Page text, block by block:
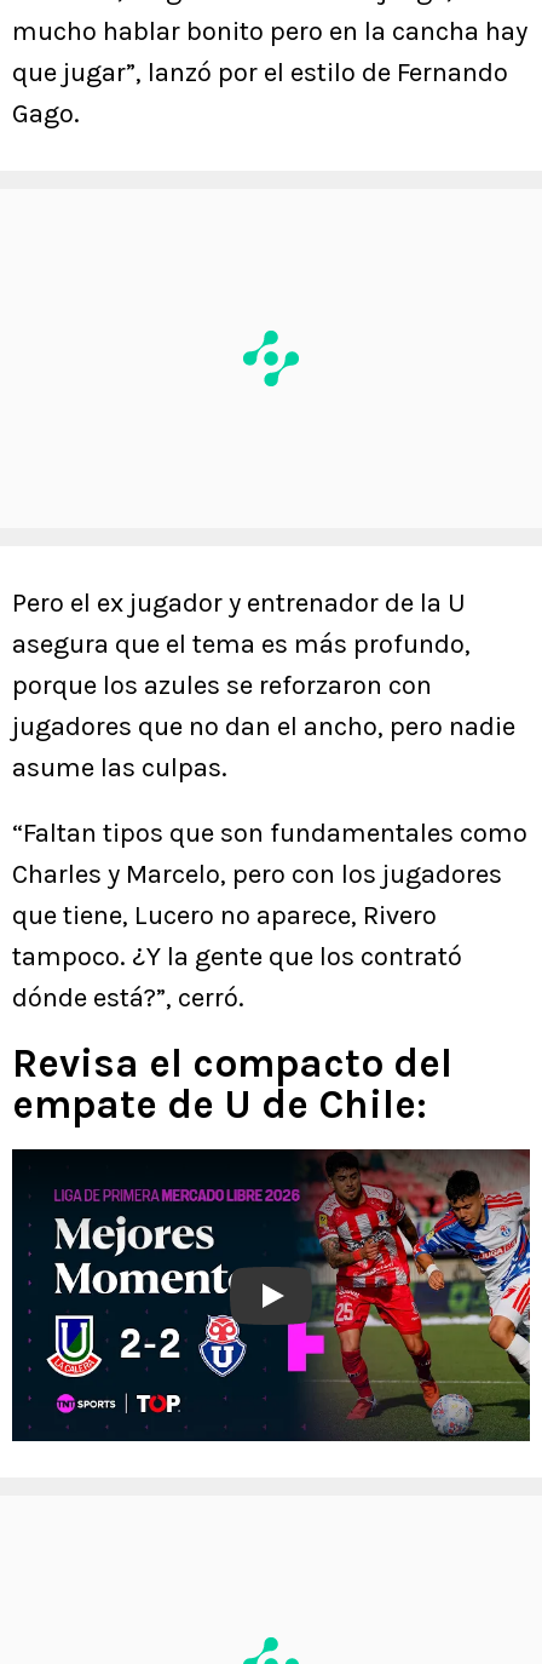
mucho hablar bonito pero en la cancha hay
que jugar”, lanzó por el estilo de Fernando
Gago.
Pero el ex jugador y entrenador de la U
asegura que el tema es más profundo,
porque los azules se reforzaron con
jugadores que no dan el ancho, pero nadie
asume las culpas.
“Faltan tipos que son fundamentales como
Charles y Marcelo, pero con los jugadores
que tiene, Lucero no aparece, Rivero
tampoco. ¿Y la gente que los contrató
dónde está?”, cerró.
Revisa el compacto del
empate de U de Chile:
Play